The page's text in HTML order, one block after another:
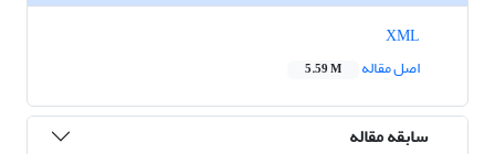
اصل مقاله
5.59 M
سابقه مقاله